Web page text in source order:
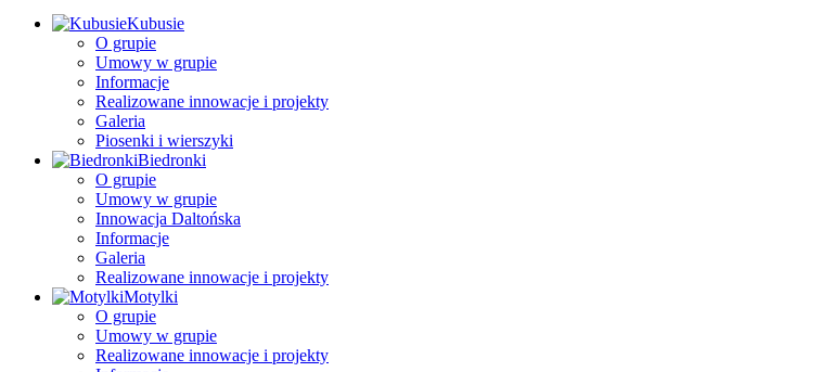
Kubusie
O grupie
Umowy w grupie
Informacje
Realizowane innowacje i projekty
Galeria
Piosenki i wierszyki
Biedronki
O grupie
Umowy w grupie
Innowacja Daltońska
Informacje
Galeria
Realizowane innowacje i projekty
Motylki
O grupie
Umowy w grupie
Realizowane innowacje i projekty